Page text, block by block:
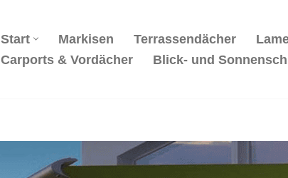
Start Markisen Terrassendächer
Carports & Vordächer
Blick- und